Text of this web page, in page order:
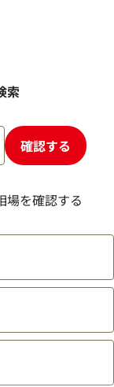
お願いできます
索
確認する
場を確認する